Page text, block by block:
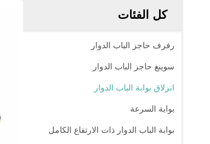
كل الفئات
رفرف حاجز الباب الدوار
سوينغ حاجز الباب الدوار
انزلاق بوابة الباب الدوار
بوابة السرعة
بوابة الباب الدوار ذات الارتفاع الكامل